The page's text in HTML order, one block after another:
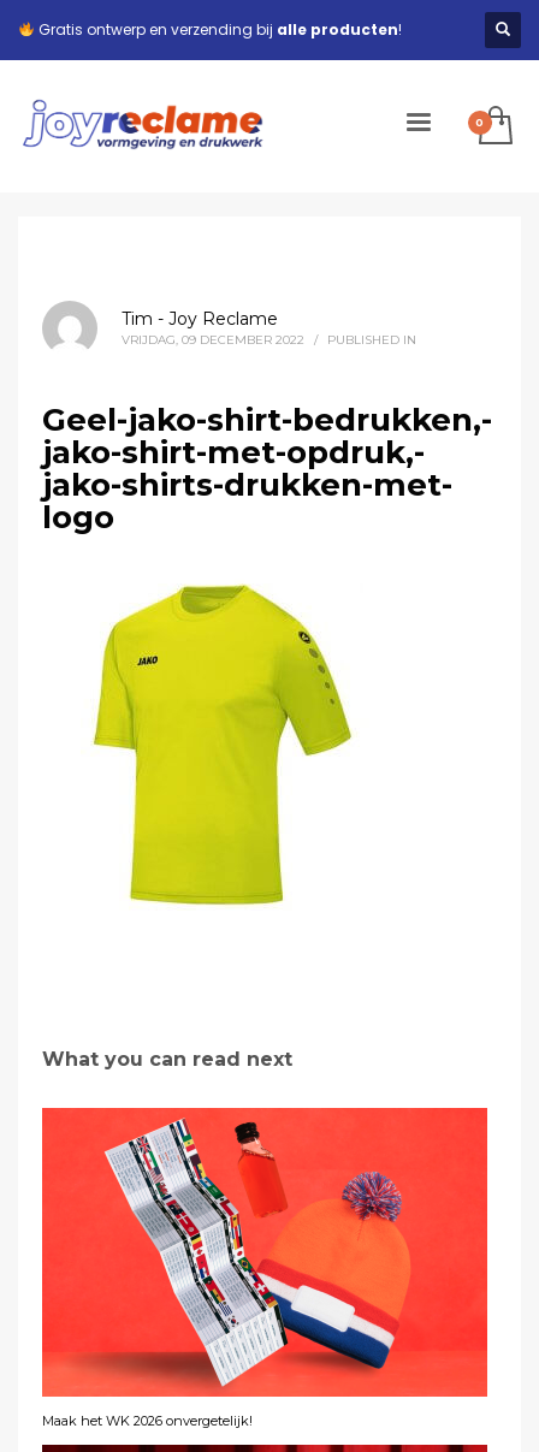
Gratis ontwerp en verzending bij alle producten!
Tim - Joy Reclame
VRIJDAG, 09 DECEMBER 2022 / PUBLISHED IN
Geel-jako-shirt-bedrukken,-
jako-shirt-met-opdruk,-
jako-shirts-drukken-met-
logo
What you can read next
Maak het WK 2026 onvergetelijk!